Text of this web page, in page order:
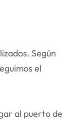
Según
el
al puerto de